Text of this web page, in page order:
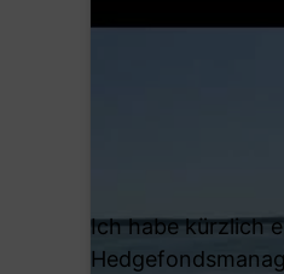
Ich habe kürzlich